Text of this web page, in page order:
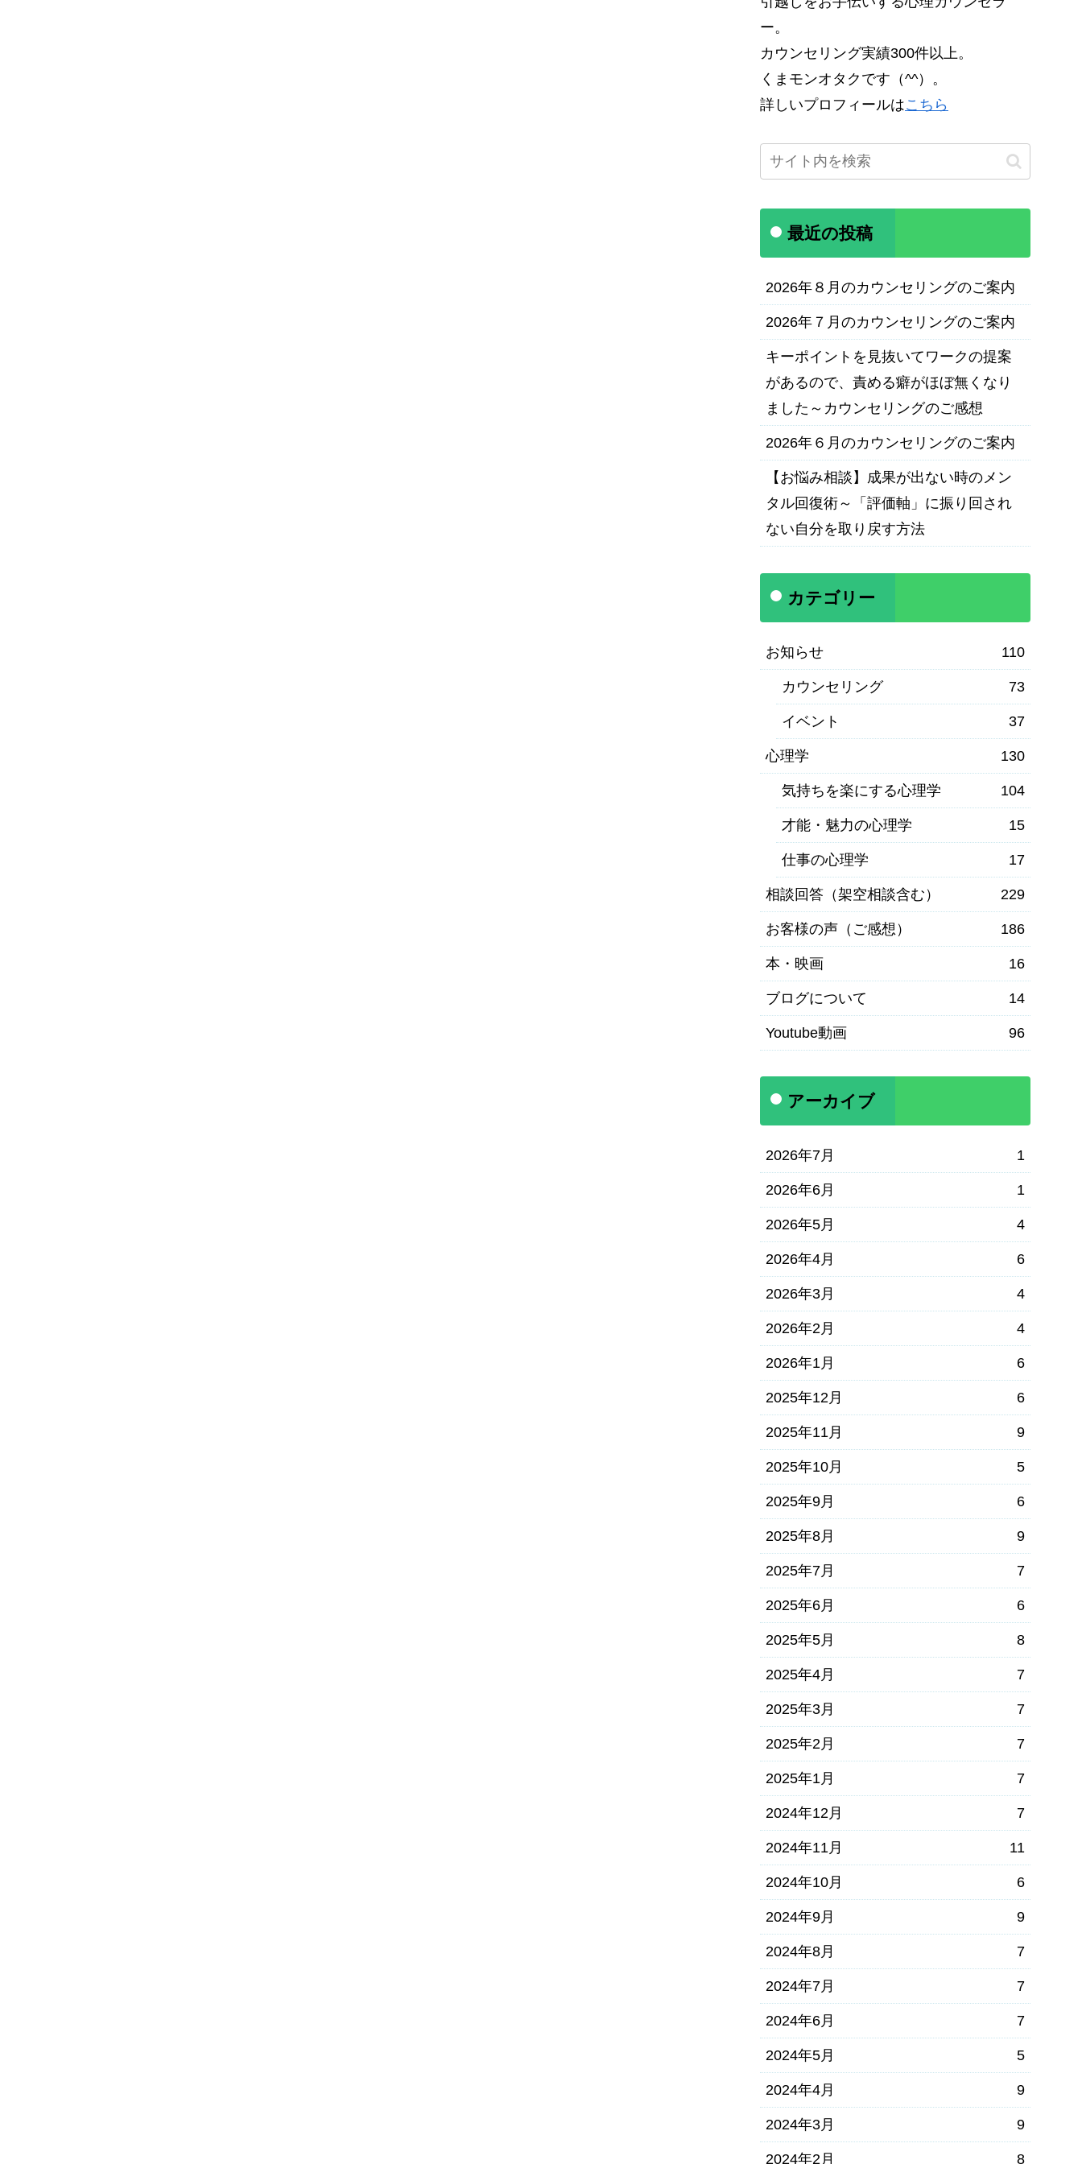
ー。
カウンセリング実績300件以上。
くまモンオタクです（^^）。
詳しいプロフィールはこちら
最近の投稿
2026年８月のカウンセリングのご案内
2026年７月のカウンセリングのご案内
キーポイントを見抜いてワークの提案
があるので、責める癖がほぼ無くなり
ました～カウンセリングのご感想
2026年６月のカウンセリングのご案内
【お悩み相談】成果が出ない時のメン
タル回復術～「評価軸」に振り回され
ない自分を取り戻す方法
カテゴリー
お知らせ 110
カウンセリング 73
イベント 37
心理学 130
気持ちを楽にする心理学 104
才能・魅力の心理学 15
仕事の心理学 17
相談回答（架空相談含む） 229
お客様の声（ご感想） 186
本・映画 16
ブログについて 14
Youtube動画 96
アーカイブ
2026年7月 1
2026年6月 1
2026年5月 4
2026年4月 6
2026年3月 4
2026年2月 4
2026年1月 6
2025年12月 6
2025年11月 9
2025年10月 5
2025年9月 6
2025年8月 9
2025年7月 7
2025年6月 6
2025年5月 8
2025年4月 7
2025年3月 7
2025年2月 7
2025年1月 7
2024年12月 7
2024年11月 11
2024年10月 6
2024年9月 9
2024年8月 7
2024年7月 7
2024年6月 7
2024年5月 5
2024年4月 9
2024年3月 9
2024年2月 8